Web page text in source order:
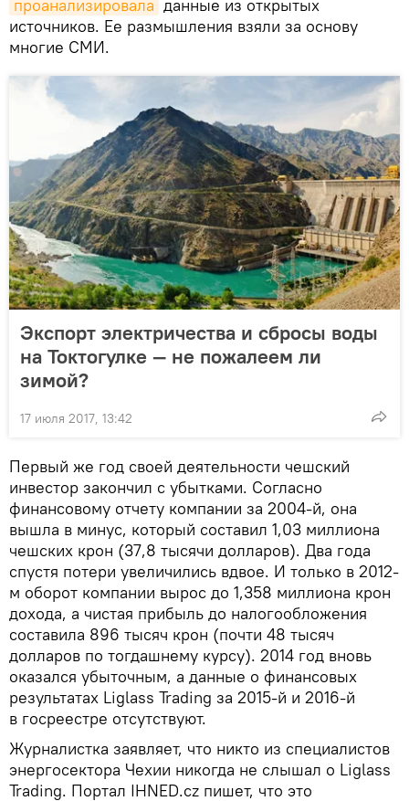
проанализировала данные из открытых
источников. Ее размышления взяли за основу
многие СМИ.
Экспорт электричества и сбросы воды
на Токтогулке — не пожалеем ли
зимой?
17 июля 2017, 13:42
Первый же год своей деятельности чешский
инвестор закончил с убытками. Согласно
финансовому отчету компании за 2004-й, она
вышла в минус, который составил 1,03 миллиона
чешских крон (37,8 тысячи долларов). Два года
спустя потери увеличились вдвое. И только в 2012-
м оборот компании вырос до 1,358 миллиона крон
дохода, а чистая прибыль до налогообложения
составила 896 тысяч крон (почти 48 тысяч
долларов по тогдашнему курсу). 2014 год вновь
оказался убыточным, а данные о финансовых
результатах Liglass Trading за 2015-й и 2016-й
в госреестре отсутствуют.
Журналистка заявляет, что никто из специалистов
энергосектора Чехии никогда не слышал о Liglass
Trading. Портал IHNED.cz пишет, что это